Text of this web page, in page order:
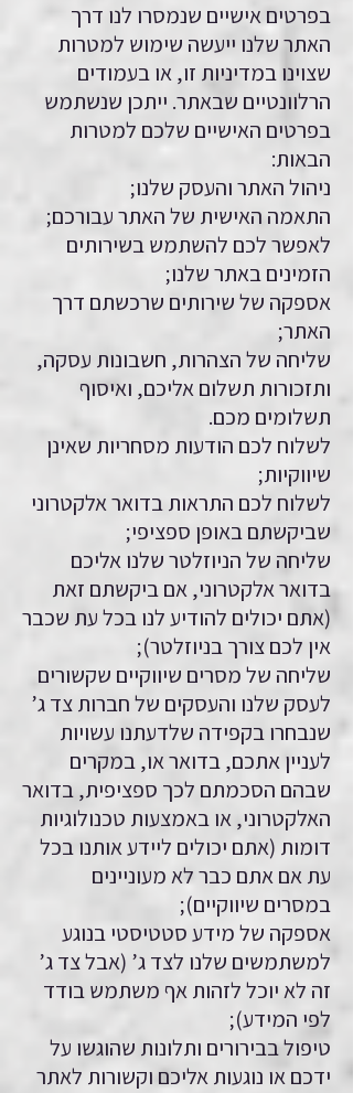
בפרטים אישיים שנמסרו לנו דרך
האתר שלנו ייעשה שימוש למטרות
שצוינו במדיניות זו, או בעמודים
הרלוונטיים שבאתר. ייתכן שנשתמש
בפרטים האישיים שלכם למטרות
הבאות:
ניהול האתר והעסק שלנו;
התאמה האישית של האתר עבורכם;
לאפשר לכם להשתמש בשירותים
הזמינים באתר שלנו;
אספקה של שירותים שרכשתם דרך
האתר;
שליחה של הצהרות, חשבונות עסקה,
ותזכורות תשלום אליכם, ואיסוף
תשלומים מכם.
לשלוח לכם הודעות מסחריות שאינן
שיווקיות;
לשלוח לכם התראות בדואר אלקטרוני
שביקשתם באופן ספציפי;
שליחה של הניוזלטר שלנו אליכם
בדואר אלקטרוני, אם ביקשתם זאת
(אתם יכולים להודיע לנו בכל עת שכבר
אין לכם צורך בניוזלטר);
שליחה של מסרים שיווקיים שקשורים
לעסק שלנו והעסקים של חברות צד ג’
שנבחרו בקפידה שלדעתנו עשויות
לעניין אתכם, בדואר או, במקרים
שבהם הסכמתם לכך ספציפית, בדואר
האלקטרוני, או באמצעות טכנולוגיות
דומות (אתם יכולים ליידע אותנו בכל
עת אם אתם כבר לא מעוניינים
במסרים שיווקיים);
אספקה של מידע סטטיסטי בנוגע
למשתמשים שלנו לצד ג’ (אבל צד ג’
זה לא יוכל לזהות אף משתמש בודד
לפי המידע);
טיפול בבירורים ותלונות שהוגשו על
ידכם או נוגעות אליכם וקשורות לאתר